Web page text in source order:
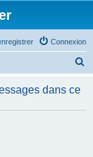
Connexion
h
dans ce